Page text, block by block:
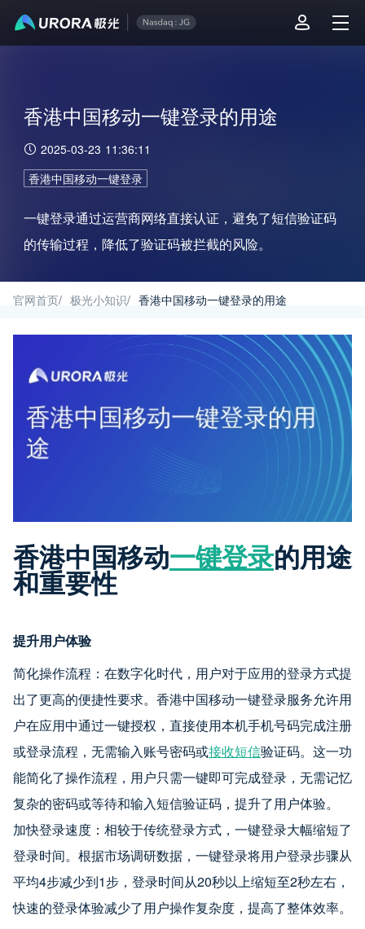
香港中国移动一键登录的用途
2025-03-23 11:36:11
香港中国移动一键登录
一键登录通过运营商网络直接认证，避免了短信验证码
的传输过程，降低了验证码被拦截的风险。
官网首页/ 极光小知识/ 香港中国移动一键登录的用途
香港中国移动一键登录的用途
和重要性
提升用户体验
简化操作流程：在数字化时代，用户对于应用的登录方式提
出了更高的便捷性要求。香港中国移动一键登录服务允许用
户在应用中通过一键授权，直接使用本机手机号码完成注册
或登录流程，无需输入账号密码或接收短信验证码。这一功
能简化了操作流程，用户只需一键即可完成登录，无需记忆
复杂的密码或等待和输入短信验证码，提升了用户体验。
加快登录速度：相较于传统登录方式，一键登录大幅缩短了
登录时间。根据市场调研数据，一键登录将用户登录步骤从
平均4步减少到1步，登录时间从20秒以上缩短至2秒左右，
快速的登录体验减少了用户操作复杂度，提高了整体效率。